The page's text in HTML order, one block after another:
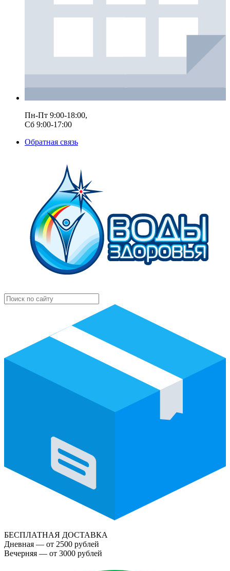
Пн-Пт 9:00-18:00,
Сб 9:00-17:00
Обратная связь
БЕСПЛАТНАЯ ДОСТАВКА
Дневная — от 2500 рублей
Вечерняя — от 3000 рублей